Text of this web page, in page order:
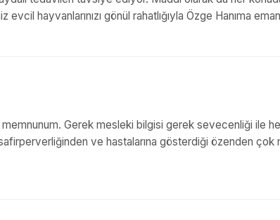
hayvanlarınızı gönül rahatlığıyla Özge Hanıma
Gerek mesleki bilgisi gerek sevecenliği ile
ve hastalarına gösterdiği özenden çok